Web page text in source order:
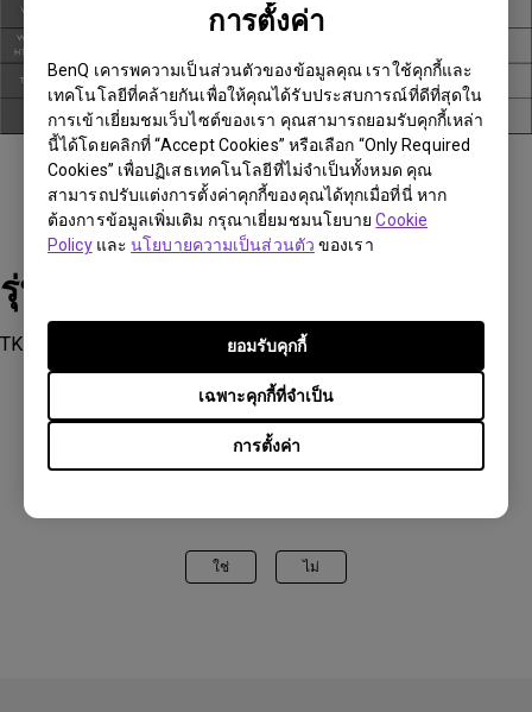
การตั้งค่า
BenQ เคารพความเป็นส่วนตัวของข้อมูลคุณ เราใช้คุกกี้และ
เทคโนโลยีที่คล้ายกันเพื่อให้คุณได้รับประสบการณ์ที่ดีที่สุดใน
การเข้าเยี่ยมชมเว็บไซต์ของเรา คุณสามารถยอมรับคุกกี้เหล่า
นี้ได้โดยคลิกที่ “Accept Cookies” หรือเลือก “Only Required
Cookies” เพื่อปฏิเสธเทคโนโลยีที่ไม่จำเป็นทั้งหมด คุณ
สามารถปรับแต่งการตั้งค่าคุกกี้ของคุณได้ทุกเมื่อที่นี่ หาก
ต้องการข้อมูลเพิ่มเติม กรุณาเยี่ยมชมนโยบายCookie
Policyและนโยบายความเป็นส่วนตัว ของเรา
การตั้งค่า
เฉพาะคุกกี้ที่จำเป็น
ยอมรับคุกกี้
รุ่นที่รองรับ
TK700STi, TK850, TK850i, V6000, W2700, W2700i, X3000i
ใช่ ไม่